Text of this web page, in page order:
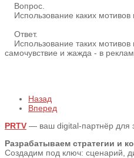
Вопрос.
Использование каких
Ответ.
Использование таких мотивов
самочувствие и жажда - в
Назад
Вперед
PRTV — ваш digital-партнёр для
Разрабатываем стратегии и
Создадим под ключ: сценарий,